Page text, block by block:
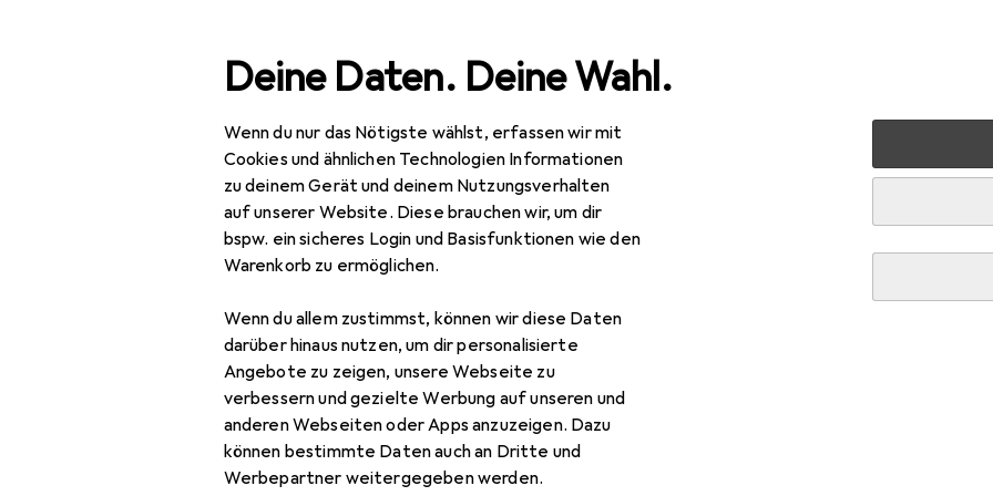
Deine Daten. Deine Wahl.
Wenn du nur das Nötigste wählst, erfassen wir mit
Cookies und ähnlichen Technologien Informationen
zu deinem Gerät und deinem Nutzungsverhalten
auf unserer Website. Diese brauchen wir, um dir
bspw. ein sicheres Login und Basisfunktionen wie den
Warenkorb zu ermöglichen.
Wenn du allem zustimmst, können wir diese Daten
darüber hinaus nutzen, um dir personalisierte
Angebote zu zeigen, unsere Webseite zu
verbessern und gezielte Werbung auf unseren und
anderen Webseiten oder Apps anzuzeigen. Dazu
können bestimmte Daten auch an Dritte und
Werbepartner weitergegeben werden.
Navigation nach Kategorien Gesamtsortiment Spielzeug Spielfahrzeuge